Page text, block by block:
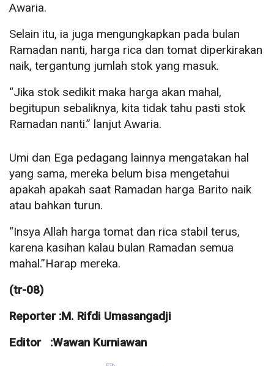
Awaria.
Selain itu, ia juga mengungkapkan pada bulan
Ramadan nanti, harga rica dan tomat diperkirakan
naik, tergantung jumlah stok yang masuk.
“Jika stok sedikit maka harga akan mahal,
begitupun sebaliknya, kita tidak tahu pasti stok
Ramadan nanti.” lanjut Awaria.
Umi dan Ega pedagang lainnya mengatakan hal
yang sama, mereka belum bisa mengetahui
apakah apakah saat Ramadan harga Barito naik
atau bahkan turun.
“Insya Allah harga tomat dan rica stabil terus,
karena kasihan kalau bulan Ramadan semua
mahal.”Harap mereka.
(tr-08)
Reporter :M. Rifdi Umasangadji
Editor :Wawan Kurniawan